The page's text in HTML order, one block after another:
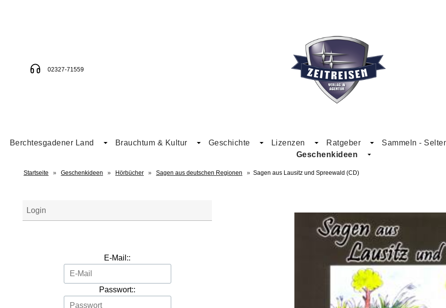
02327-71559
Berchtesgadener Land Brauchtum & Kultur Geschichte Lizenzen Ratgeber Sammeln -
Geschenkideen
Startseite » Geschenkideen » Hörbücher » Sagen aus deutschen Regionen » Sagen aus Lausitz und Spreewald (CD)
Login
E-Mail::
Passwort::